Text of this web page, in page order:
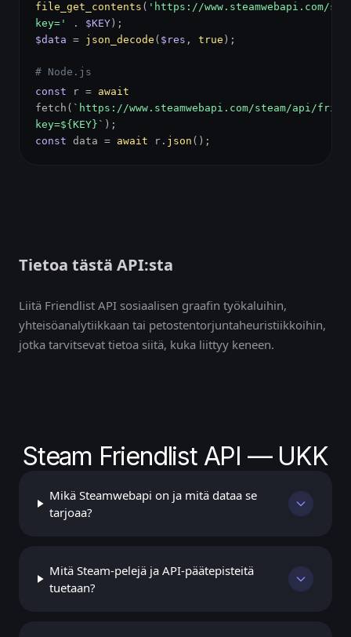
file_get_contents ( 'https://www.steamwebapi.com/
key='
. $KEY );
$data = json_decode ( $res , true );
# Node.js
const r = await
fetch( `https://www.steamwebapi.com/steam/api/
key=${KEY}` );
const data = await r. json ();
Tietoa tästä API:sta
Liitä Friendlist API sosiaalisen graafin työkaluihin,
yhteisöanalytiikkaan tai petostentorjuntaheuristiikkoihin,
jotka tarvitsevat tietoa siitä, kuka liittyy keneen.
Steam Friendlist API — UKK
Mikä Steamwebapi on ja mitä dataa se
tarjoaa?
Mitä Steam-pelejä ja API-päätepisteitä
tuetaan?